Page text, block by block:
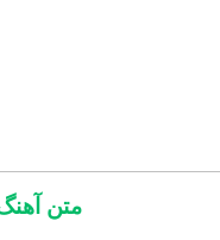
متن